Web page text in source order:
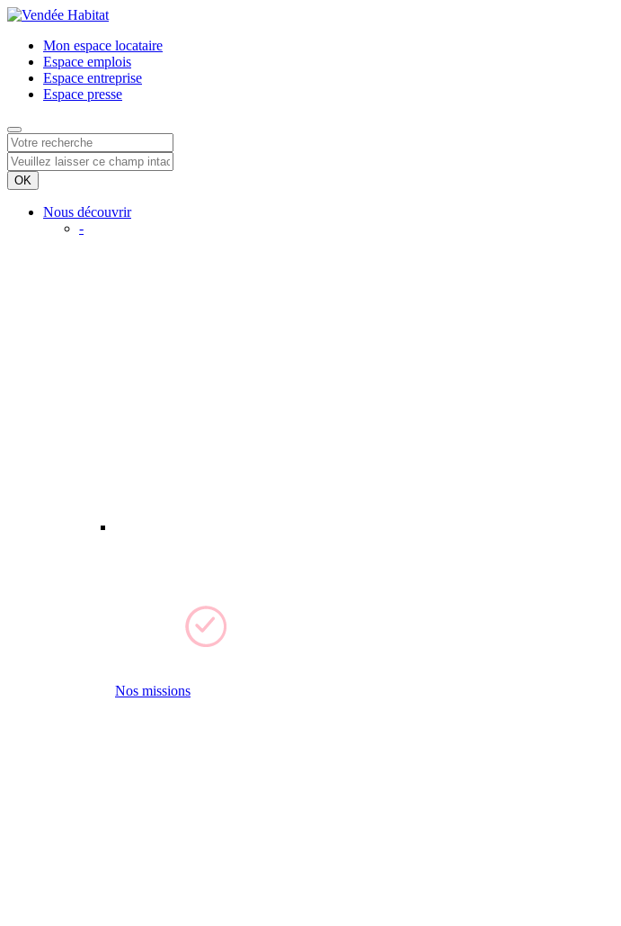
Mon espace locataire
Espace emplois
Espace entreprise
Espace presse
Nous découvrir
-
Nos missions